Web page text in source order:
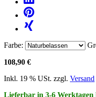
Farbe:
108,90 €
Inkl. 19 % USt. zzgl. Versand
Lieferbar in 3-6